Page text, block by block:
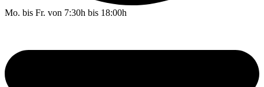
Mo. bis Fr. von 7:30h bis 18:00h